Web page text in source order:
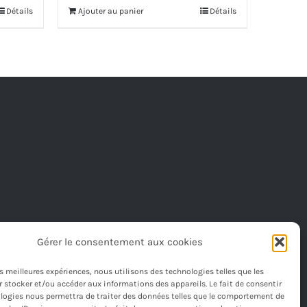
Gérer le consentement aux cookies
meilleures expériences, nous utilisons des technologies telles que les
stocker et/ou accéder aux informations des appareils. Le fait de consentir
nous permettra de traiter des données telles que le comportement de
Détails Ajouter au panier Détails